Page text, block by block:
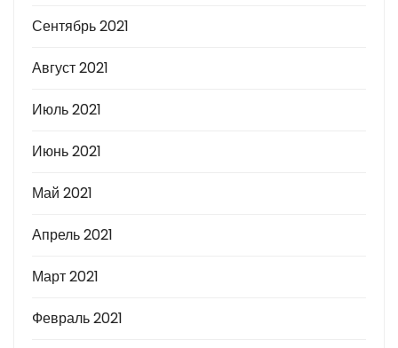
Сентябрь 2021
Август 2021
Июль 2021
Июнь 2021
Май 2021
Апрель 2021
Март 2021
Февраль 2021